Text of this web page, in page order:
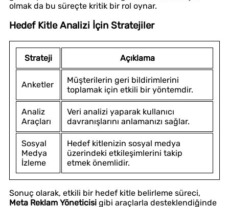
olmak da bu süreçte kritik bir rol oynar.
Hedef Kitle Analizi İçin Stratejiler
Strateji Açıklama
Anketler
Müşterilerin geri bildirimlerini
toplamak için etkili bir yöntemdir.
Analiz
Araçları
Veri analizi yaparak kullanıcı
davranışlarını anlamanızı sağlar.
Sosyal
Medya
İzleme
Hedef kitlenizin sosyal medya
üzerindeki etkileşimlerini takip
etmek önemlidir.
Sonuç olarak, etkili bir hedef kitle belirleme süreci,
Meta Reklam Yöneticisi gibi araçlarla desteklendiğinde